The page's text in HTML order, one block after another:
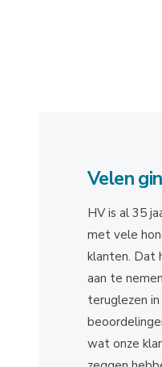
Velen
HV is al 35
met vele
klanten. Dat
aan te
teruglezen
wat onze